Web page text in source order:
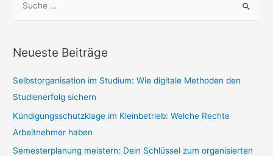
h
n
n
a
c
h
Neueste Beiträge
Selbstorganisation im Studium: Wie digitale Methoden den
Studienerfolg sichern
Kündigungsschutzklage im Kleinbetrieb: Welche Rechte
Arbeitnehmer haben
Semesterplanung meistern: Dein Schlüssel zum organisierten